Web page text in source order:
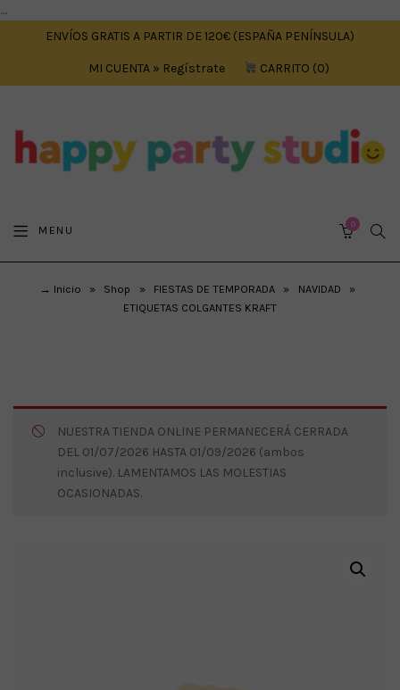
....
ENVÍOS GRATIS A PARTIR DE 120€ (ESPAÑA PENÍNSULA)
MI CUENTA » Regístrate CARRITO 0
MENU 0
→ Inicio » Shop » FIESTAS DE TEMPORADA » NAVIDAD
»
ETIQUETAS COLGANTES KRAFT
NUESTRA TIENDA ONLINE PERMANECERÁ CERRADA
DEL 01/07/2026 HASTA 01/09/2026 (ambos
inclusive). LAMENTAMOS LAS MOLESTIAS
OCASIONADAS.